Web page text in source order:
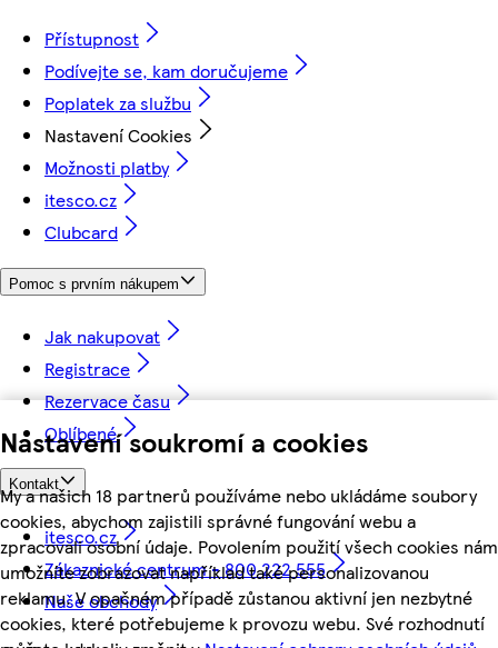
Nastavení soukromí a cookies
My a našich 18 partnerů používáme nebo ukládáme soubory
cookies, abychom zajistili správné fungování webu a
zpracovali osobní údaje. Povolením použití všech cookies nám
umožníte zobrazovat například také personalizovanou
reklamu. V opačném případě zůstanou aktivní jen nezbytné
cookies, které potřebujeme k provozu webu. Své rozhodnutí
Přístupnost
Podívejte se, kam doručujeme
Poplatek za službu
Nastavení Cookies
Možnosti platby
itesco.cz
Clubcard
Pomoc s prvním nákupem
Jak nakupovat
Registrace
Rezervace času
Oblíbené
Kontakt
itesco.cz
Zákaznické centrum - 800 222 555
Naše obchody